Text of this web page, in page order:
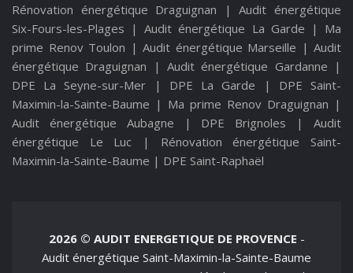
Rénovation énergétique Draguignan |Audit énergétique
Six-Fours-les-Plages |Audit énergétique La Garde | Ma
prime Renov Toulon | Audit énergétique Marseille | Audit
énergétique Draguignan |Audit énergétique Gardanne |
DPE La Seyne-sur-Mer | DPE La Garde | DPE Saint-
Maximin-la-Sainte-Baume | Ma prime Renov Draguignan |
Audit énergétique Aubagne | DPE Brignoles |Audit
énergétique Le Luc | Rénovation énergétique Saint-
Maximin-la-Sainte-Baume | DPE Saint-Raphaël
2026 © AUDIT ENERGETIQUE DE PROVENCE -
Audit énergétique Saint-Maximin-la-Sainte-Baume